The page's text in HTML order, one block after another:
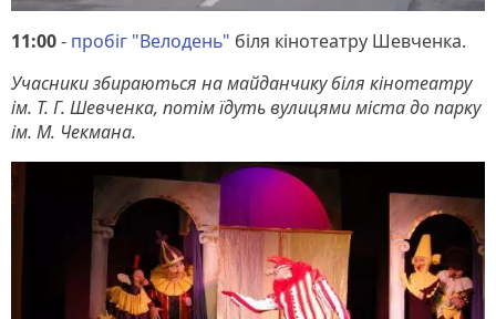
11:00- пробіг "Велодень" біля кінотеатру Шевченка.
Учасники збираються на майданчику біля кінотеатру
ім. Т. Г. Шевченка, потім їдуть вулицями міста до парку
ім. М. Чекмана.